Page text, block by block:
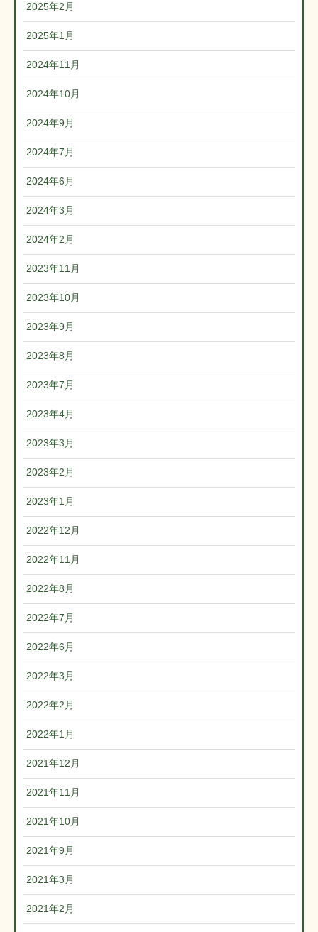
2025年2月
2025年1月
2024年11月
2024年10月
2024年9月
2024年7月
2024年6月
2024年3月
2024年2月
2023年11月
2023年10月
2023年9月
2023年8月
2023年7月
2023年4月
2023年3月
2023年2月
2023年1月
2022年12月
2022年11月
2022年8月
2022年7月
2022年6月
2022年3月
2022年2月
2022年1月
2021年12月
2021年11月
2021年10月
2021年9月
2021年3月
2021年2月